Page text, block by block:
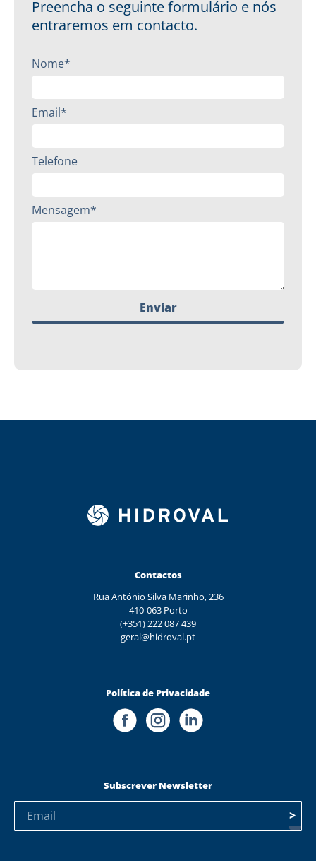
Preencha o seguinte formulário e nós
entraremos em contacto.
Nome*
Email*
Telefone
Mensagem*
Enviar
Contactos
Rua António Silva Marinho, 236
410-063 Porto
(+351) 222 087 439
geral@hidroval.pt
Política de Privacidade
Subscrever Newsletter
>